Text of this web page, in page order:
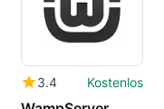
3.4 Kostenlos